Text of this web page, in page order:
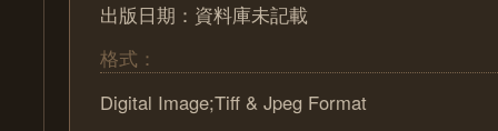
出版日期：資料庫未記載
格式：
Digital Image;Tiff & Jpeg Format